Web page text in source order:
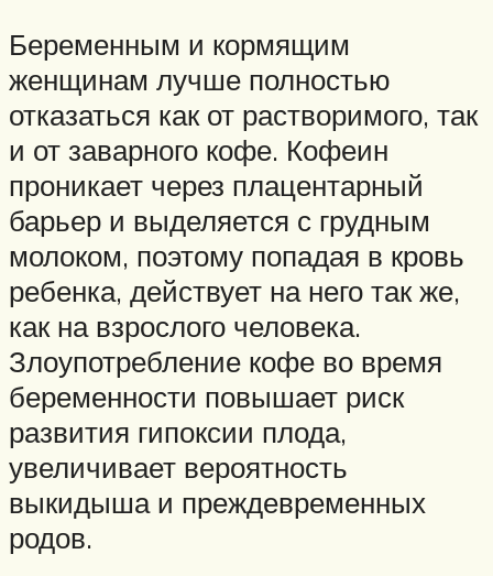
Беременным и кормящим
женщинам лучше полностью
отказаться как от растворимого, так
и от заварного кофе. Кофеин
проникает через плацентарный
барьер и выделяется с грудным
молоком, поэтому попадая в кровь
ребенка, действует на него так же,
как на взрослого человека.
Злоупотребление кофе во время
беременности повышает риск
развития гипоксии плода,
увеличивает вероятность
выкидыша и преждевременных
родов.